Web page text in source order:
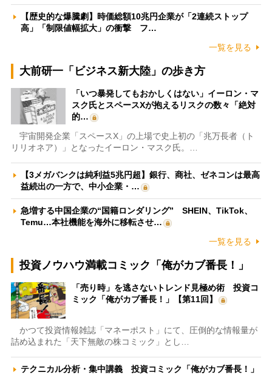
【歴史的な爆騰劇】時価総額10兆円企業が「2連続ストップ
高」「制限値幅拡大」の衝撃 フ…
一覧を見る
大前研一「ビジネス新大陸」の歩き方
「いつ暴発してもおかしくはない」イーロン・マ
スク氏とスペースXが抱えるリスクの数々「絶対
的…
宇宙開発企業「スペースX」の上場で史上初の「兆万長者（ト
リリオネア）」となったイーロン・マスク氏。…
【3メガバンクは純利益5兆円超】銀行、商社、ゼネコンは最高
益続出の一方で、中小企業・…
急増する中国企業の“国籍ロンダリング” SHEIN、TikTok、
Temu…本社機能を海外に移転させ…
一覧を見る
投資ノウハウ満載コミック「俺がカブ番長！」
「売り時」を逃さないトレンド見極め術 投資コ
ミック「俺がカブ番長！」【第11回】
かつて投資情報雑誌「マネーポスト」にて、圧倒的な情報量が
詰め込まれた「天下無敵の株コミック」とし…
テクニカル分析・集中講義 投資コミック「俺がカブ番長！」